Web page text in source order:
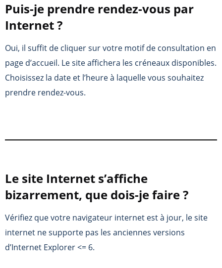
Puis-je prendre rendez-vous par
Internet ?
Oui, il suffit de cliquer sur votre motif de consultation en
page d’accueil. Le site affichera les créneaux disponibles.
Choisissez la date et l’heure à laquelle vous souhaitez
prendre rendez-vous.
Le site Internet s’affiche
bizarrement, que dois-je faire ?
Vérifiez que votre navigateur internet est à jour, le site
internet ne supporte pas les anciennes versions
d’Internet Explorer <= 6.